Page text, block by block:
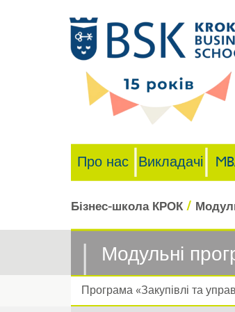
Про нас Викладачі
Бізнес-школа КРОК /
Модульні
Програма «Закупівлі та